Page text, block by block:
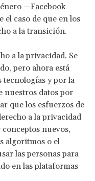
—Facebook
el caso de que en los
a la transición.
a la privacidad. Se
pero ahora está
tecnologías y por la
nuestros datos por
que los esfuerzos de
a la privacidad
conceptos nuevos,
algoritmos o el
las personas para
en las plataformas